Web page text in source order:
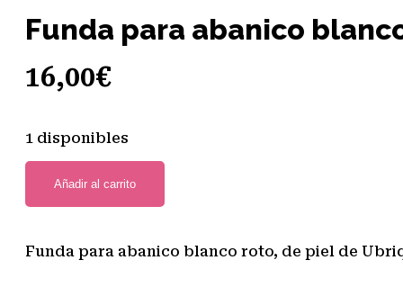
Funda para abanico
16,00€
1 disponibles
Añadir al carrito
Funda para abanico blanco roto, de piel de